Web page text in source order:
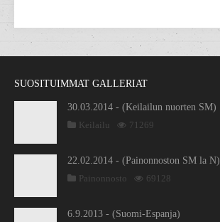
SUOSITUIMMAT GALLERIAT
30.03.2014 - (Keilailun nuorten SM)
Keilailu
71269
22.02.2014 - (Painonnoston SM la N)
Painonnosto
69128
6.9.2013 - (Suomi-Espanja)